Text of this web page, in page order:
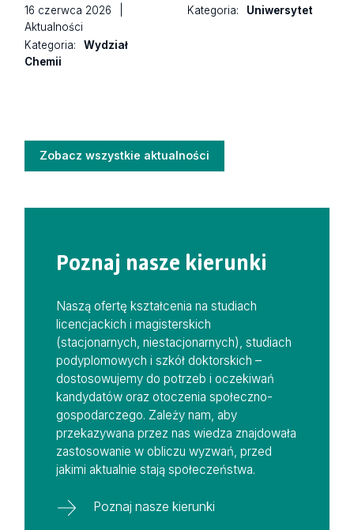
16 czerwca 2026
Aktualności
Kategoria:
Wydział
Chemii
Kategoria:
Uniwersytet
Zobacz wszystkie aktualności
Poznaj nasze kierunki
Naszą ofertę kształcenia na studiach
licencjackich i magisterskich
(stacjonarnych, niestacjonarnych), studiach
podyplomowych i szkół doktorskich –
dostosowujemy do potrzeb i oczekiwań
kandydatów oraz otoczenia społeczno-
gospodarczego. Zależy nam, aby
przekazywana przez nas wiedza znajdowała
zastosowanie w obliczu wyzwań, przed
jakimi aktualnie stają społeczeństwa.
Poznaj nasze kierunki